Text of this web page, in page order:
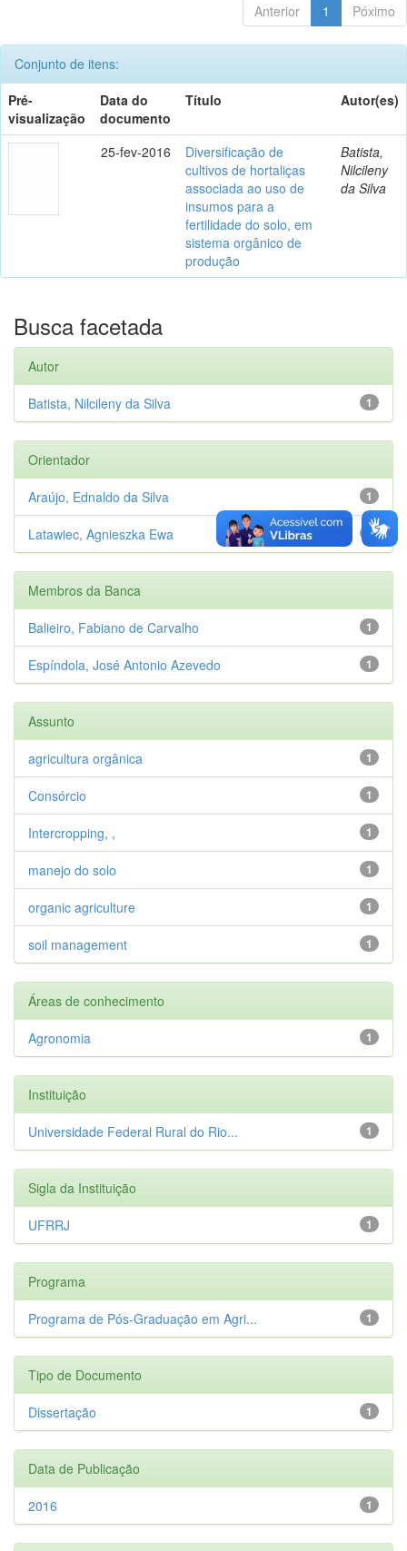
Anterior 1 Póximo
Conjunto de itens:
Pré-
visualização
Data do
documento
Título Autor(es)
25-fev-2016
Diversificação de
cultivos de hortaliças
associada ao uso de
insumos para a
fertilidade do solo, em
sistema orgânico de
produção
Batista,
Nilcileny
da Silva
Busca facetada
Autor
1
Batista, Nilcileny da Silva
Orientador
1
Araújo, Ednaldo da Silva
1
Latawiec, Agnieszka Ewa
Membros da Banca
1
Balieiro, Fabiano de Carvalho
1
Espíndola, José Antonio Azevedo
Assunto
1
agricultura orgânica
1
Consórcio
1
Intercropping, ,
1
manejo do solo
1
organic agriculture
1
soil management
Áreas de conhecimento
1
Agronomia
Instituição
1
Universidade Federal Rural do Rio...
Sigla da Instituição
1
UFRRJ
Programa
1
Programa de Pós-Graduação em Agri...
Tipo de Documento
1
Dissertação
Data de Publicação
1
2016